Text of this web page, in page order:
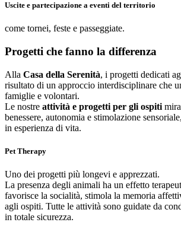
Uscite e partecipazione a eventi del territorio
come tornei, feste e passeggiate.
Progetti che fanno la differenza
Alla Casa della Serenità, i progetti dedicati
risultato di un approccio interdisciplinare che
famiglie e volontari.
Le nostre attività e progetti per gli ospiti
benessere, autonomia e stimolazione
in esperienza di vita.
Pet Therapy
Uno dei progetti più longevi e apprezzati.
La presenza degli animali ha un effetto
favorisce la socialità, stimola la memoria
agli ospiti. Tutte le attività sono guidate da
in totale sicurezza.